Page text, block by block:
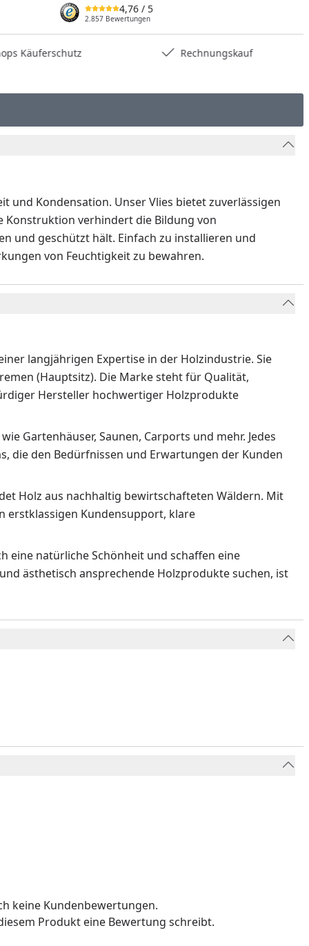
4,76 / 5
2.857 Bewertungen
Käuferschutz Rechnungskauf
und Kondensation. Unser Vlies bietet zuverlässigen
Konstruktion verhindert die Bildung von
und geschützt hält. Einfach zu installieren und
von Feuchtigkeit zu bewahren.
langjährigen Expertise in der Holzindustrie. Sie
(Hauptsitz). Die Marke steht für Qualität,
Hersteller hochwertiger Holzprodukte
Gartenhäuser, Saunen, Carports und mehr. Jedes
die den Bedürfnissen und Erwartungen der Kunden
Holz aus nachhaltig bewirtschafteten Wäldern. Mit
erstklassigen Kundensupport, klare
eine natürliche Schönheit und schaffen eine
ästhetisch ansprechende Holzprodukte suchen, ist
keine Kundenbewertungen.
Produkt eine Bewertung schreibt.